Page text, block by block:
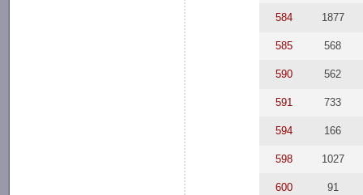
584 1877
585 568
590 562
591 733
594 166
598 1027
600 91